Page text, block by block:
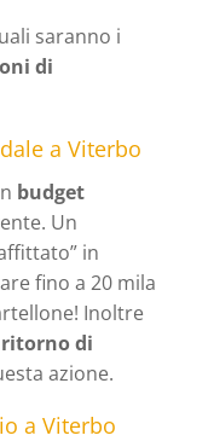
saranno i
di
a Viterbo
budget
Un
in
fino a 20 mila
Inoltre
ritorno di
azione.
a Viterbo